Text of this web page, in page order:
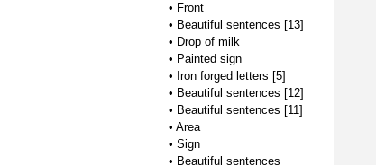
• Front
• Beautiful sentences [13]
• Drop of milk
• Painted sign
• Iron forged letters [5]
• Beautiful sentences [12]
• Beautiful sentences [11]
• Area
• Sign
• Beautiful sentences